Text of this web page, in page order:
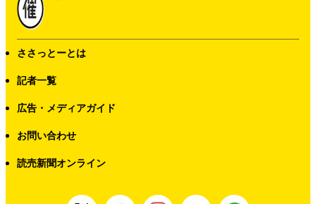
ささっとーとは
記者一覧
広告・メディアガイド
お問い合わせ
読売新聞オンライン